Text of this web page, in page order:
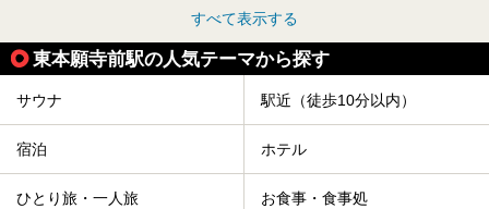
すべて表示する
東本願寺前駅の人気テーマから探す
サウナ 駅近（徒歩10分以内）
宿泊 ホテル
ひとり旅・一人旅 お食事・食事処